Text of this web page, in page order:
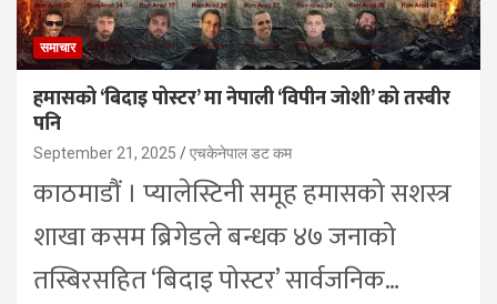
समाचार
हमासको ‘बिदाइ पोस्टर’ मा नेपाली ‘विपीन जोशी’ को तस्बीर
पनि
September 21, 2025 एचकेनेपाल डट कम
काठमाडौं । प्यालेस्टिनी समूह हमासको सशस्त्र
शाखा कसम ब्रिगेडले बन्धक ४७ जनाको
तस्बिरसहित ‘बिदाइ पोस्टर’ सार्वजनिक…